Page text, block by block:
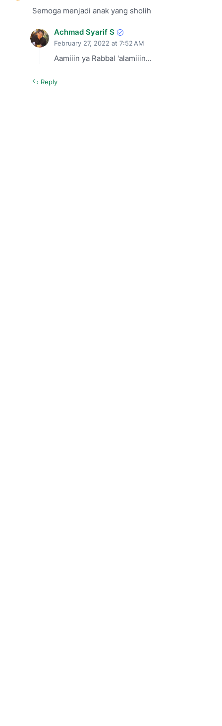
Semoga menjadi anak yang sholih
Achmad Syarif S
February 27, 2022 at 7:52 AM
Aamiiin ya Rabbal 'alamiiin...
Reply